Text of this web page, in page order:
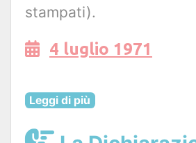
stampati).
4 luglio 1971
Leggi di più